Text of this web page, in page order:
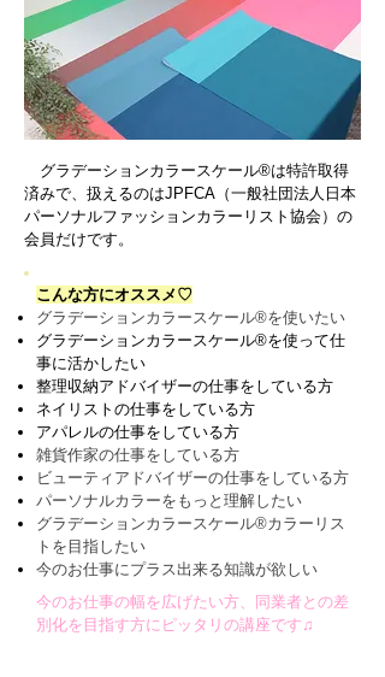
グラデーションカラースケール®は特許取得
済みで、扱えるのはJPFCA（一般社団法人日本
パーソナルファッションカラーリスト協会）の
会員だけです。
こんな方にオススメ♡
グラデーションカラースケール®︎を使いたい
グラデーションカラースケール®︎を使って仕
事に活かしたい
整理収納アドバイザーの仕事をしている方
ネイリストの仕事をしている方
アパレルの仕事をしている方
雑貨作家の仕事をしている方
ビューティアドバイザーの仕事をしている方
パーソナルカラーをもっと理解したい
グラデーションカラースケール®カラーリス
トを目指したい
今のお仕事にプラス出来る知識が欲しい
今のお仕事の幅を広げたい方、同業者との差
別化を目指す方にピッタリの講座です♫